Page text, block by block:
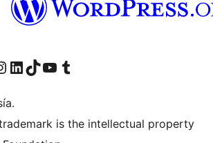
Threads
página de Facebook
nuestra cuenta de Instagram
Visita nuestra cuenta de LinkedIn
Visita nuestra cuenta de TikTok
Visita nuestro canal de YouTube
Visita nuestra cuenta de Tumblr
is the intellectual property